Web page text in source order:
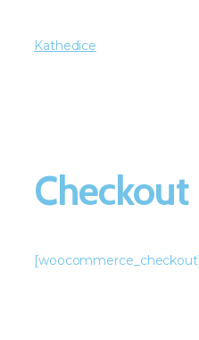
Kathedice
Checkout